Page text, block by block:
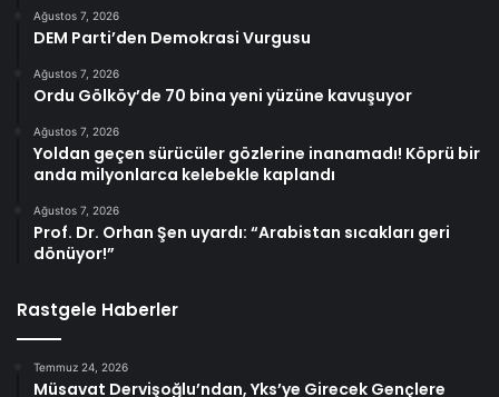
Ağustos 7, 2026
DEM Parti’den Demokrasi Vurgusu
Ağustos 7, 2026
Ordu Gölköy’de 70 bina yeni yüzüne kavuşuyor
Ağustos 7, 2026
Yoldan geçen sürücüler gözlerine inanamadı! Köprü bir
anda milyonlarca kelebekle kaplandı
Ağustos 7, 2026
Prof. Dr. Orhan Şen uyardı: “Arabistan sıcakları geri
dönüyor!”
Rastgele Haberler
Temmuz 24, 2026
Müsavat Dervişoğlu’ndan, Yks’ye Girecek Gençlere